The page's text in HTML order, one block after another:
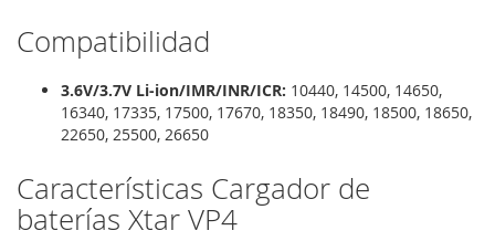
Compatibilidad
3.6V/3.7V Li-ion/IMR/INR/ICR: 10440, 14500, 14650,
16340, 17335, 17500, 17670, 18350, 18490, 18500, 18650,
22650, 25500, 26650
Características Cargador de
baterías Xtar VP4